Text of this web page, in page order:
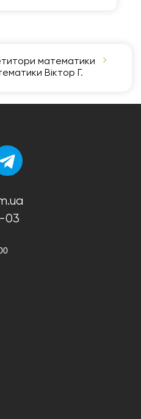
математики
Віктор Г.
03